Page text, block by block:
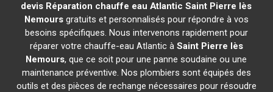
devis Réparation chauffe eau Atlantic Saint Pierre lès
Nemoursgratuits et personnalisés pour répondre à vos
besoins spécifiques. Nous intervenons rapidement pour
réparer votre chauffe-eau Atlantic à Saint Pierre lès
Nemours, que ce soit pour une panne soudaine ou une
maintenance préventive. Nos plombiers sont équipés des
outils et des pièces de rechange nécessaires pour résoudre